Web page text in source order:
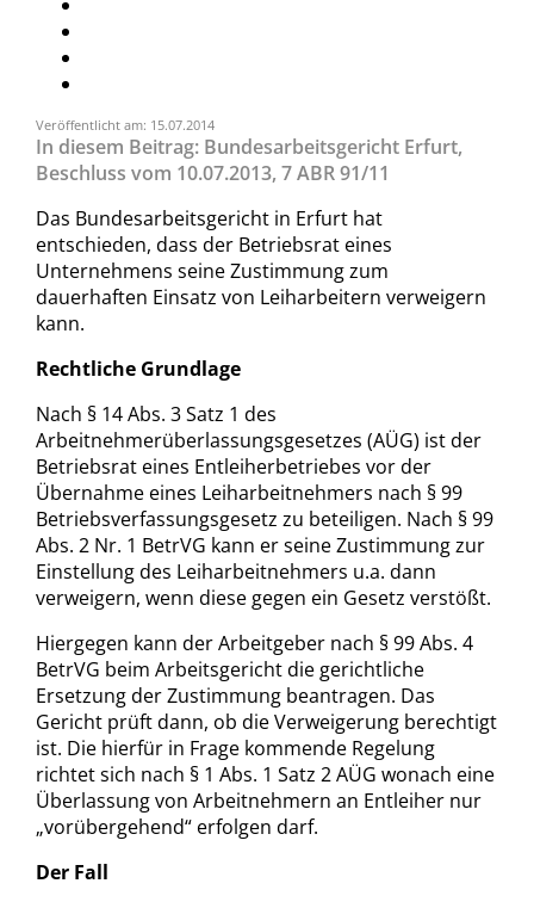
Veröffentlicht am: 15.07.2014
In diesem Beitrag: Bundesarbeitsgericht Erfurt,
Beschluss vom 10.07.2013, 7 ABR 91/11
Das Bundesarbeitsgericht in Erfurt hat
entschieden, dass der Betriebsrat eines
Unternehmens seine Zustimmung zum
dauerhaften Einsatz von Leiharbeitern verweigern
kann.
Rechtliche Grundlage
Nach § 14 Abs. 3 Satz 1 des
Arbeitnehmerüberlassungsgesetzes (AÜG) ist der
Betriebsrat eines Entleiherbetriebes vor der
Übernahme eines Leiharbeitnehmers nach § 99
Betriebsverfassungsgesetz zu beteiligen. Nach § 99
Abs. 2 Nr. 1 BetrVG kann er seine Zustimmung zur
Einstellung des Leiharbeitnehmers u.a. dann
verweigern, wenn diese gegen ein Gesetz verstößt.
Hiergegen kann der Arbeitgeber nach § 99 Abs. 4
BetrVG beim Arbeitsgericht die gerichtliche
Ersetzung der Zustimmung beantragen. Das
Gericht prüft dann, ob die Verweigerung berechtigt
ist. Die hierfür in Frage kommende Regelung
richtet sich nach § 1 Abs. 1 Satz 2 AÜG wonach eine
Überlassung von Arbeitnehmern an Entleiher nur
„vorübergehend“ erfolgen darf.
Der Fall